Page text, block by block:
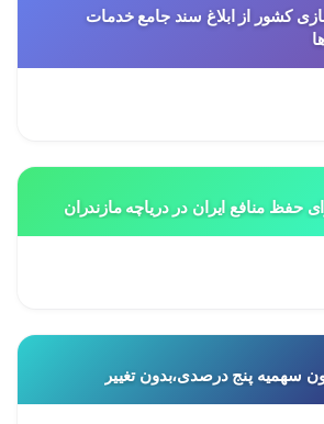
کشور از ابلاغ سند جامع خدمات
حفظ منافع ایران در دریاچه مازندران
سهمیه پنج درصدی،بدون تغییر